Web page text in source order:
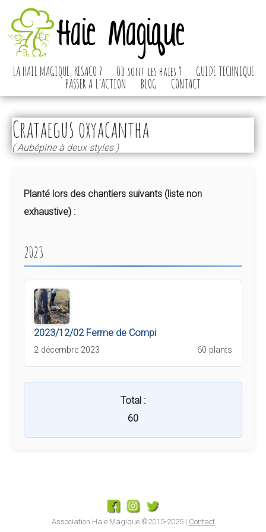
Haie Magique
LA HAIE MAGIQUE, KESACO ? Où sont les haies ?
GUIDE TECHNIQUE
PASSER A L’ACTION
BLOG CONTACT
Crataegus oxyacantha
( Aubépine à deux styles )
Planté lors des chantiers suivants (liste non
exhaustive) :
2023
2023/12/02 Ferme de Compi
2 décembre 2023 60 plants
Total :
60
Association Haie Magique ©2015-2025 | Contact